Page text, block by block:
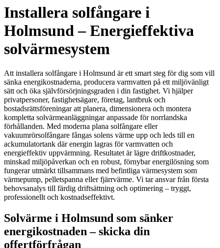
Installera solfångare i
Holmsund – Energieffektiva
solvärmesystem
Att installera solfångare i Holmsund är ett smart steg för dig som vill
sänka energikostnaderna, producera varmvatten på ett miljövänligt
sätt och öka självförsörjningsgraden i din fastighet. Vi hjälper
privatpersoner, fastighetsägare, företag, lantbruk och
bostadsrättsföreningar att planera, dimensionera och montera
kompletta solvärmeanläggningar anpassade för norrlandska
förhållanden. Med moderna plana solfångare eller
vakuumrörsolfångare fångas solens värme upp och leds till en
ackumulatortank där energin lagras för varmvatten och
energieffektiv uppvärmning. Resultatet är lägre driftkostnader,
minskad miljöpåverkan och en robust, förnybar energilösning som
fungerar utmärkt tillsammans med befintliga värmesystem som
värmepump, pelletspanna eller fjärrvärme. Vi tar ansvar från första
behovsanalys till färdig driftsättning och optimering – tryggt,
professionellt och kostnadseffektivt.
Solvärme i Holmsund som sänker
energikostnaden – skicka din
offertförfrågan